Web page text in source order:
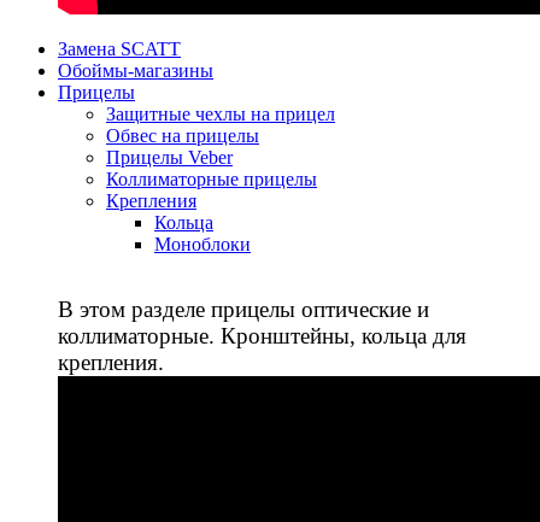
Замена SCATT
Обоймы-магазины
Прицелы
Защитные чехлы на прицел
Обвес на прицелы
Прицелы Veber
Коллиматорные прицелы
Крепления
Кольца
Моноблоки
В этом разделе прицелы оптические и
коллиматорные. Кронштейны, кольца для
крепления.